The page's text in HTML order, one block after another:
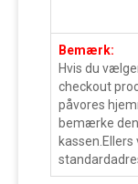
Bemærk:
Hvis du
checkout
påvores
bemærke